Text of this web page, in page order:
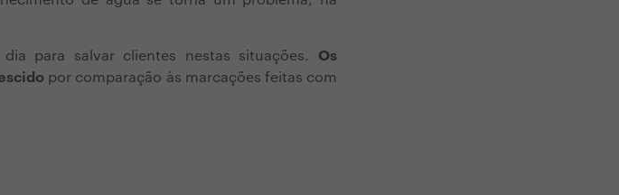
para salvar clientes nestas situações. Os
por comparação às marcações feitas com